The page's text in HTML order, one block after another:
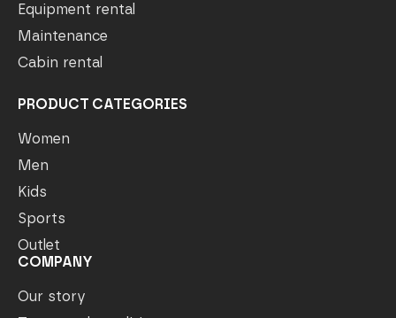
Equipment rental
Maintenance
Cabin rental
PRODUCT CATEGORIES
Women
Men
Kids
Sports
Outlet
COMPANY
Our story